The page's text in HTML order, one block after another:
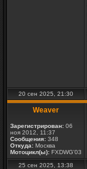
20 сен 2025, 21:30
Weaver
Зарегистрирован: 06
ноя 2012, 11:37
Сообщения: 348
Откуда: Москва
Мотоцикл(ы): FXDWG'03
25 сен 2025, 13:38